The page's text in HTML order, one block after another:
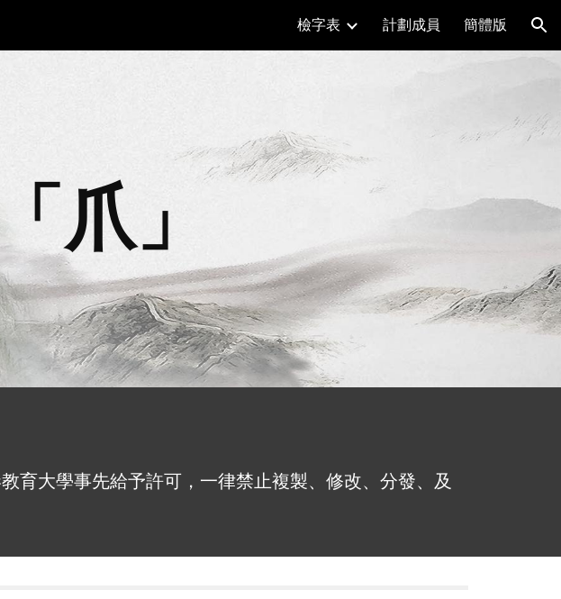
檢字表 計劃成員 簡體版
爪 」
育大學事先給予許可，一律禁止複製、修改、分發、及